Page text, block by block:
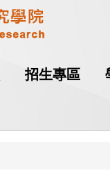
招生專區